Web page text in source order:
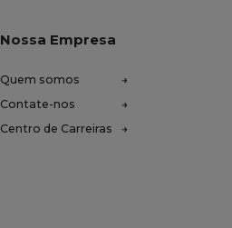
Nossa Empresa
Quem somos
Contate-nos
Centro de Carreiras